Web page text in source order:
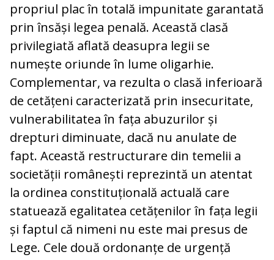
propriul plac în totală impunitate garantată
prin însăși legea penală. Această clasă
privilegiată aflată deasupra legii se
numește oriunde în lume oligarhie.
Complementar, va rezulta o clasă inferioară
de cetățeni caracterizată prin insecuritate,
vulnerabilitatea în fața abuzurilor și
drepturi diminuate, dacă nu anulate de
fapt. Această restructurare din temelii a
societății românești reprezintă un atentat
la ordinea constituțională actuală care
statuează egalitatea cetățenilor în fața legii
și faptul că nimeni nu este mai presus de
Lege. Cele două ordonanțe de urgență